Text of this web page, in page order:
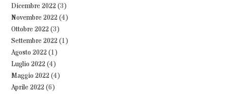
Dicembre 2022(3)
Novembre 2022(4)
Ottobre 2022(3)
Settembre 2022(1)
Agosto 2022(1)
Luglio 2022(4)
Maggio 2022(4)
Aprile 2022(6)